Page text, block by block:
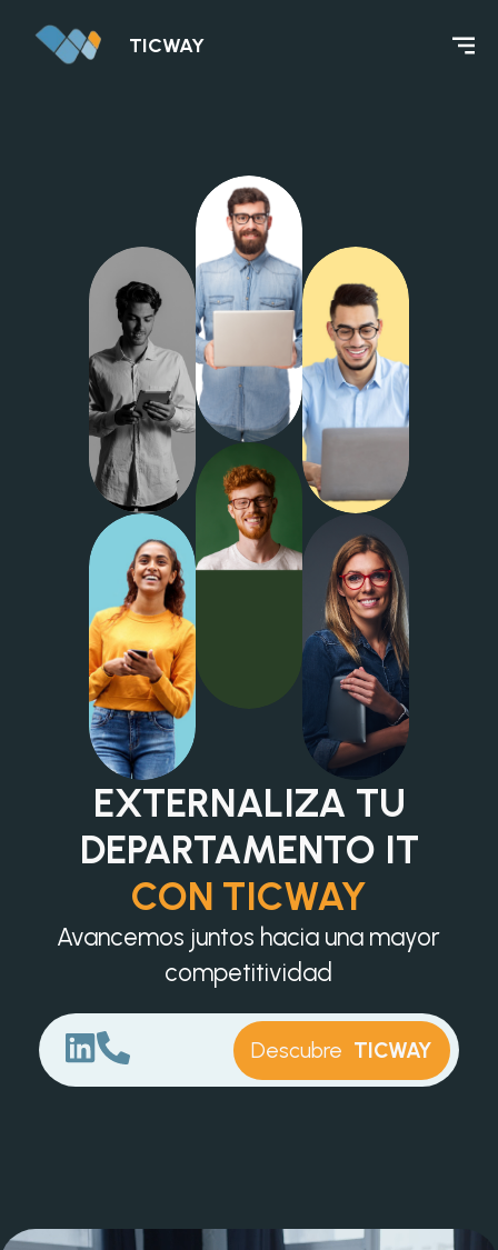
TICWAY
EXTERNALIZA TU
DEPARTAMENTO IT
CON TICWAY
Avancemos juntos hacia una mayor
competitividad
Descubre TICWAY